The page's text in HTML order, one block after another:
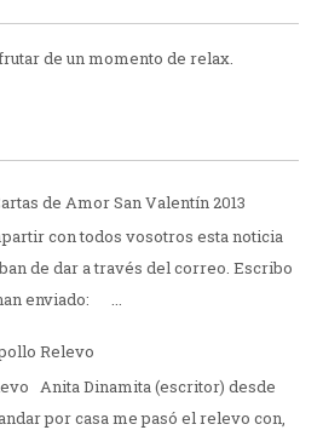
de un momento de relax.
de Amor San Valentín 2013
con todos vosotros esta noticia
de dar a través del correo. Escribo
enviado: ...
Relevo
Anita Dinamita (escritor) desde
por casa me pasó el relevo con,